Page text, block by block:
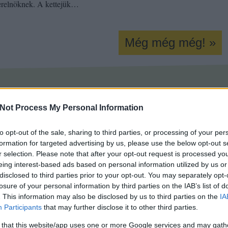
Process My Personal Information
opt-out of the sale, sharing to third parties, or processing of your
for targeted advertising by us, please use the below opt-out
selection. Please note that after your opt-out request is processed
interest-based ads based on personal information utilized by us
to third parties prior to your opt-out. You may separately
of your personal information by third parties on the IAB’s list of
This information may also be disclosed by us to third parties on the
Participants that may further disclose it to other third parties.
that this website/app uses one or more Google services and may
A kettejük…
Még még még! »
is!
Tetszik 0